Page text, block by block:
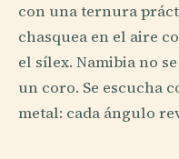
con una ternura
chasquea en el aire
el sílex. Namibia no
un coro. Se escucha
metal: cada ángulo